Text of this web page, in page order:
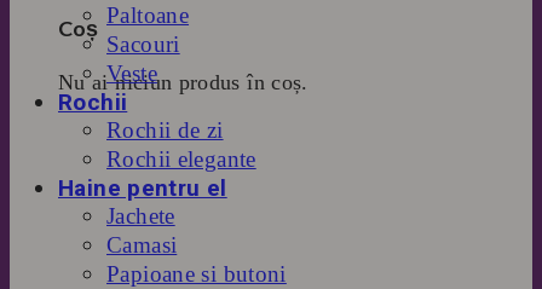
Coș
Nu ai niciun produs în coș.
Paltoane
Sacouri
Veste
Rochii
Rochii de zi
Rochii elegante
Haine pentru el
Jachete
Camasi
Papioane si butoni